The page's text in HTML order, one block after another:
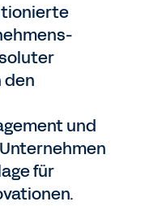
den
und
für